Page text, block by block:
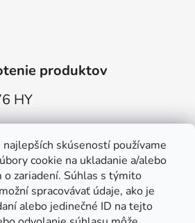
skúseností používame
cookie na ukladanie a/alebo
zariadení. Súhlas s týmito
spracovávať údaje, ako je
alebo jedinečné ID na tejto
produktov
HY
je 5 z 5 hviezdičiek.